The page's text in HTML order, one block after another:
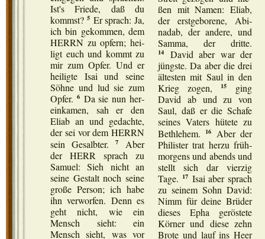
Ist's Frie­de, daß du
kommst? 5Er sprach: Ja,
ich bin gekom­men, dem
HERRN zu opfern; hei­
ligt euch und kommt zu
mir zum Opfer. Und er
hei­lig­te Isai und sei­ne
Söh­ne und lud sie zum
Opfer. 6Da sie nun her­
ein­ka­men, sah er den
Eliab an und gedach­te,
der sei vor dem HERRN
sein Gesalb­ter.
7
Aber
der HERR sprach zu
Samu­el: Sieh nicht an
sei­ne Gestalt noch sei­ne
gro­ße Per­son; ich habe
ihn ver­wor­fen. Denn es
geht nicht, wie ein
Mensch sieht: ein
Mensch sieht, was vor
ßen mit Namen: Eliab,
der erst­ge­bo­re­ne, Abi­
nadab, der ande­re, und
Sam­ma, der drit­te.
14
David aber war der
jüngs­te. Da aber die drei
ältes­ten mit Saul in den
Krieg zogen,
15
ging
David ab und zu von
Saul, daß er die Scha­fe
sei­nes Vaters hüte­te zu
Beth­le­hem.
16
Aber der
Phi­lis­ter trat her­zu früh­
m­or­gens und abends und
stellt sich dar vier­zig
Tage. 17Isai aber sprach
zu sei­nem Sohn David:
Nimm für dei­ne Brü­der
die­ses Epha ger­ös­te­te
Kör­ner und die­se zehn
Bro­te und lauf ins Heer